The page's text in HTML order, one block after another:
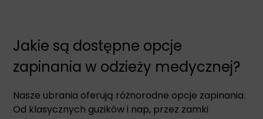
Jakie są dostępne opcje
zapinania w odzieży medycznej?
Nasze ubrania oferują różnorodne opcje zapinania.
Od klasycznych guzików i nap, przez zamki